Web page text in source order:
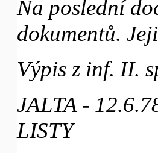
Na poslední
dokumentů.
Výpis z inf. II.
JALTA -
LISTY